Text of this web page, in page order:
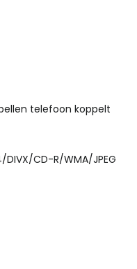
telefoon koppelt
CD-R/WMA/JPEG